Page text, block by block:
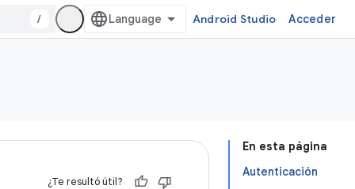
/ Android Studio Acceder
En esta página
Autenticación
¿Te resultó útil?